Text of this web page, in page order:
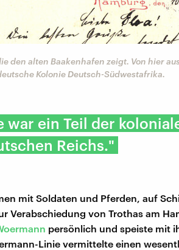
den alten Baakenhafen zeigt. Von hier
Kolonie Deutsch-Südwestafrika.
war ein Teil der
Reichs."
mit Soldaten und Pferden, auf
Verabschiedung von Trothas am
persönlich und speiste mit
Linie vermittelte einen